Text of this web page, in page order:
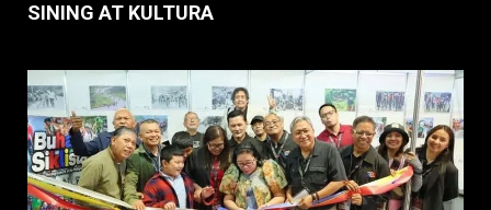
SINING AT KULTURA